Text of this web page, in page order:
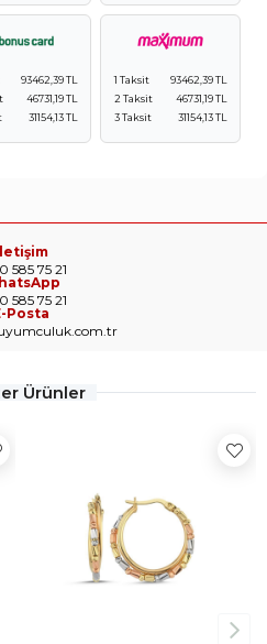
93462,39 TL
46731,19 TL
31154,13 TL
1 Taksit
93462,39 TL
2 Taksit
46731,19 TL
3 Taksit
31154,13 TL
585 75 21
585 75 21
Posta
Ürünler